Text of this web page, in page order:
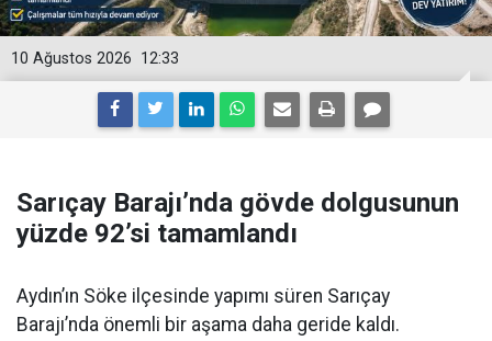
12:33
10 Ağustos 2026
Sarıçay Barajı’nda gövde dolgusunun
yüzde 92’si tamamlandı
Aydın’ın Söke ilçesinde yapımı süren Sarıçay
Barajı’nda önemli bir aşama daha geride kaldı.